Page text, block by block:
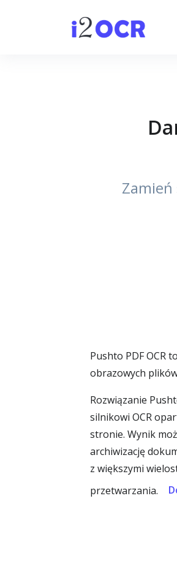
Pushto PDF OCR
obrazowych
Rozwiązanie
silnikowi OCR
stronie. Wynik
archiwizację
z większymi
przetwarzania.